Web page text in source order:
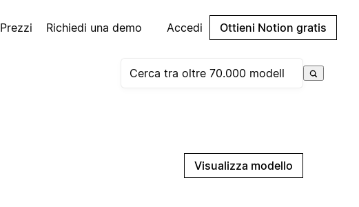
Prezzi Richiedi una demo Accedi Ottieni Notion gratis
Visualizza modello